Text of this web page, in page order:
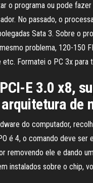
o programa ou pode
No passado, o
Sata 3. Sobre o
problema, 120-
Formatei o PC 3x
E 3.0 x8,
de
do computador,
é 4, o comando deve
ele e dando
instalados sobre o chip,